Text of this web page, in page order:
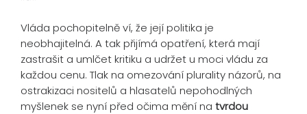
Vláda pochopitelně ví, že její politika je
neobhajitelná. A tak přijímá opatření, která mají
zastrašit a umlčet kritiku a udržet u moci vládu za
každou cenu. Tlak na omezování plurality názorů, na
ostrakizaci nositelů a hlasatelů nepohodlných
myšlenek se nyní před očima mění na tvrdou